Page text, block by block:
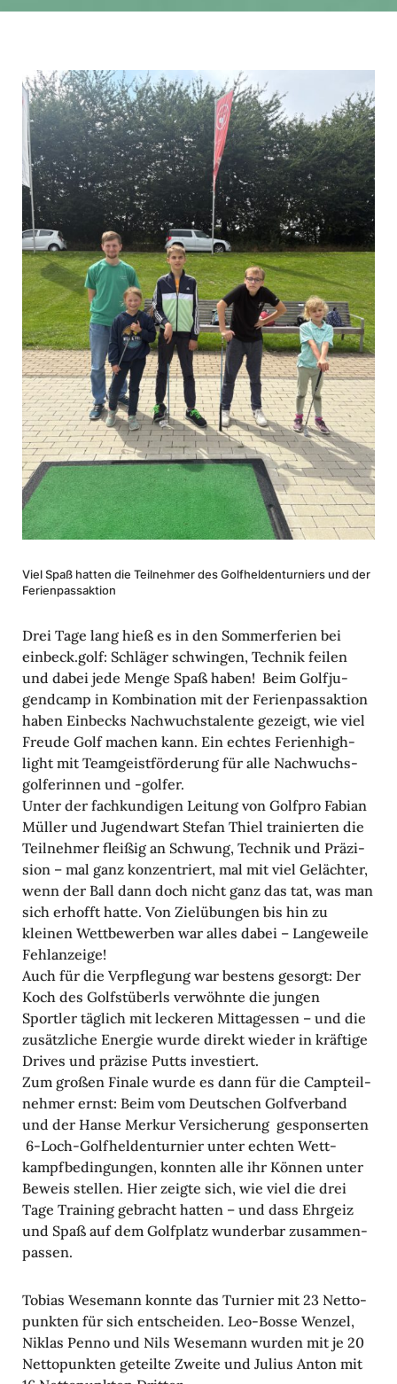
Viel Spaß hatten die Teil­nehmer des Golf­hel­den­tur­niers und der
Feri­en­pass­ak­tion
Drei Tage lang hieß es in den Sommer­fe­rien bei
einbeck.golf: Schläger schwingen, Technik feilen
und dabei jede Menge Spaß haben! Beim Golf­ju­
gend­camp in Kombi­na­tion mit der Feri­en­pass­ak­tion
haben Einbecks Nach­wuchs­ta­lente gezeigt, wie viel
Freude Golf machen kann. Ein echtes Feri­en­high­
light mit Team­geist­för­de­rung für alle Nach­wuchs­
gol­fe­rinnen und -golfer.
Unter der fach­kun­digen Leitung von Golfpro Fabian
Müller und Jugend­wart Stefan Thiel trai­nierten die
Teil­nehmer fleißig an Schwung, Technik und Präzi­
sion – mal ganz konzen­triert, mal mit viel Gelächter,
wenn der Ball dann doch nicht ganz das tat, was man
sich erhofft hatte. Von Ziel­übungen bis hin zu
kleinen Wett­be­werben war alles dabei – Lange­weile
Fehl­an­zeige!
Auch für die Verpfle­gung war bestens gesorgt: Der
Koch des Golf­st­überls verwöhnte die jungen
Sportler täglich mit leckeren Mittag­essen – und die
zusätz­liche Energie wurde direkt wieder in kräf­tige
Drives und präzise Putts inves­tiert.
Zum großen Finale wurde es dann für die Camp­t­eil­
nehmer ernst: Beim vom Deut­schen Golf­ver­band
und der Hanse Merkur Versi­che­rung gespon­serten
6-Loch-Golf­hel­den­tur­nier unter echten Wett­
kampf­be­din­gungen, konnten alle ihr Können unter
Beweis stellen. Hier zeigte sich, wie viel die drei
Tage Trai­ning gebracht hatten – und dass Ehrgeiz
und Spaß auf dem Golf­platz wunderbar zusam­men­
passen.
Tobias Wesemann konnte das Turnier mit 23 Netto­
punkten für sich entscheiden. Leo-Bosse Wenzel,
Niklas Penno und Nils Wesemann wurden mit je 20
Netto­punkten geteilte Zweite und Julius Anton mit